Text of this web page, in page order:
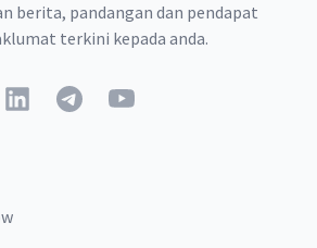
berita, pandangan dan pendapat
terkini kepada anda.
LinkedInTelegramYouTube